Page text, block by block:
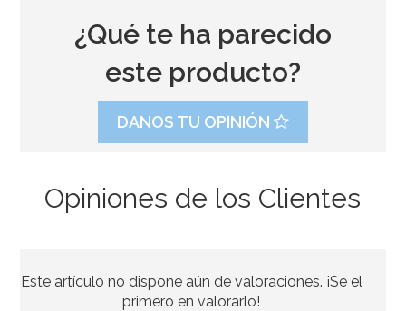
64,95€ 54,55€
¿Qué te ha parecido
este producto?
DANOS TU OPINIÓN
Opiniones de los Clientes
Este artículo no dispone aún de valoraciones. ¡Se el
primero en valorarlo!